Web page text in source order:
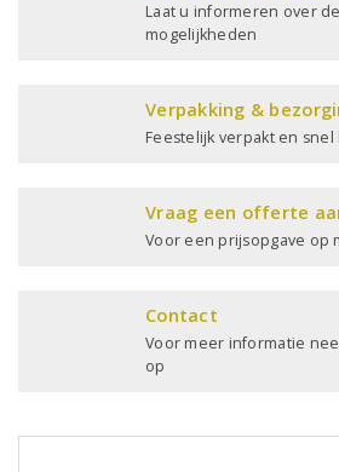
Laat u informeren over
mogelijkheden
Verpakking &
Feestelijk verpakt en
Vraag een offerte
Voor een prijsopgave op
Contact
Voor meer informatie
op